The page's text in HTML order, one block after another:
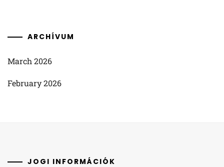
ARCHÍVUM
March 2026
February 2026
JOGI INFORMÁCIÓK